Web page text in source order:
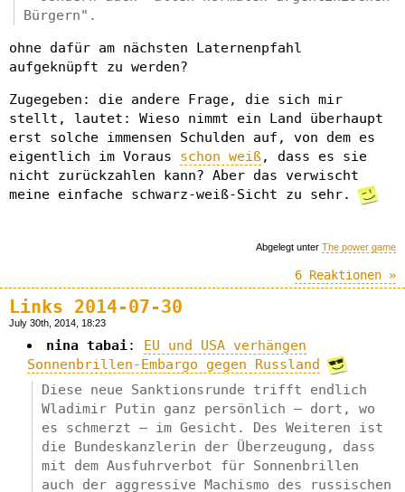
Bürgern".
ohne dafür am nächsten Laternenpfahl
aufgeknüpft zu werden?
Zugegeben: die andere Frage, die sich mir
stellt, lautet: Wieso nimmt ein Land überhaupt
erst solche immensen Schulden auf, von dem es
eigentlich im Voraus schon weiß, dass es sie
nicht zurückzahlen kann? Aber das verwischt
meine einfache schwarz-weiß-Sicht zu sehr.
Abgelegt unter The power game
6 Reaktionen »
Links 2014-07-30
July 30th, 2014, 18:23
nina tabai: EU und USA verhängen
Sonnenbrillen-Embargo gegen Russland
Diese neue Sanktionsrunde trifft endlich
Wladimir Putin ganz persönlich – dort, wo
es schmerzt – im Gesicht. Des Weiteren ist
die Bundeskanzlerin der Überzeugung, dass
mit dem Ausfuhrverbot für Sonnenbrillen
auch der aggressive Machismo des russischen